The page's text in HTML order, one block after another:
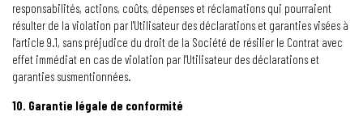
responsabilités, actions, coûts, dépenses et réclamations qui pourraient
résulter de la violation par l'Utilisateur des déclarations et garanties visées à
l'article 9.1, sans préjudice du droit de la Société de résilier le Contrat avec
effet immédiat en cas de violation par l'Utilisateur des déclarations et
garanties susmentionnées.
10. Garantie légale de conformité